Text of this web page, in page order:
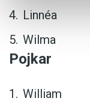
Linnéa
Wilma
Pojkar
William